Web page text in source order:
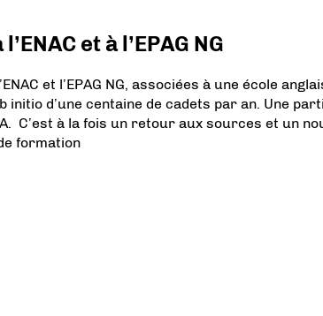
et à l’EPAG NG
et l’EPAG NG, associées à une école
d’une centaine de cadets par an. Une
C’est à la fois un retour aux sources et un
formation